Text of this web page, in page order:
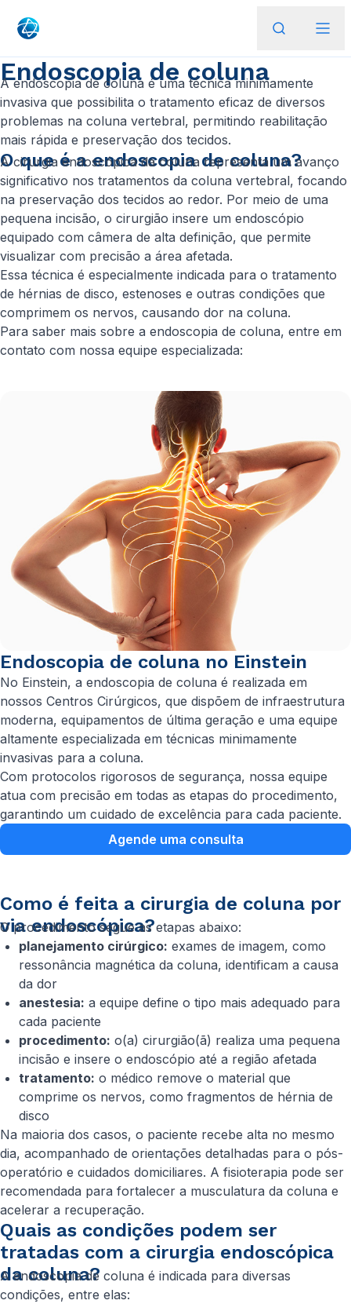
Endoscopia de coluna
A endoscopia de coluna é uma técnica minimamente
invasiva que possibilita o tratamento eficaz de diversos
problemas na coluna vertebral, permitindo reabilitação
mais rápida e preservação dos tecidos.
O que é a endoscopia de coluna?
A cirurgia endoscópica da coluna representa um avanço
significativo nos tratamentos da coluna vertebral, focando
na preservação dos tecidos ao redor. Por meio de uma
pequena incisão, o cirurgião insere um endoscópio
equipado com câmera de alta definição, que permite
visualizar com precisão a área afetada.
Essa técnica é especialmente indicada para o tratamento
de hérnias de disco, estenoses e outras condições que
comprimem os nervos, causando dor na coluna.
Para saber mais sobre a endoscopia de coluna, entre em
contato com nossa equipe especializada:
Endoscopia de coluna no Einstein
No Einstein, a endoscopia de coluna é realizada em
nossos Centros Cirúrgicos, que dispõem de infraestrutura
moderna, equipamentos de última geração e uma equipe
altamente especializada em técnicas minimamente
invasivas para a coluna.
Com protocolos rigorosos de segurança, nossa equipe
atua com precisão em todas as etapas do procedimento,
garantindo um cuidado de excelência para cada paciente.
Agende uma consulta
Como é feita a cirurgia de coluna por
via endoscópica?
O procedimento segue as etapas abaixo:
planejamento cirúrgico: exames de imagem, como
ressonância magnética da coluna, identificam a causa
da dor
anestesia: a equipe define o tipo mais adequado para
cada paciente
procedimento: o(a) cirurgião(ã) realiza uma pequena
incisão e insere o endoscópio até a região afetada
tratamento: o médico remove o material que
comprime os nervos, como fragmentos de hérnia de
disco
Na maioria dos casos, o paciente recebe alta no mesmo
dia, acompanhado de orientações detalhadas para o pós-
operatório e cuidados domiciliares. A fisioterapia pode ser
recomendada para fortalecer a musculatura da coluna e
acelerar a recuperação.
Quais as condições podem ser
tratadas com a cirurgia endoscópica
da coluna?
A endoscopia de coluna é indicada para diversas
condições, entre elas: